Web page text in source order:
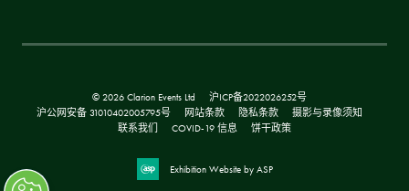
© 2026 Clarion Events Ltd
沪ICP备2022026252号
沪公网安备 31010402005795号
网站条款 隐私条款
摄影与录像须知
联系我们
COVID-19 信息 饼干政策
Exhibition Website by ASP